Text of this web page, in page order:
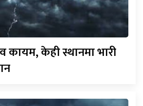
कायम, केही स्थानमा भारी